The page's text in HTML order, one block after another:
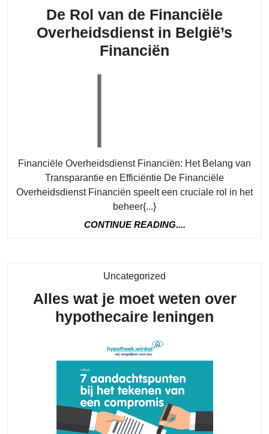
De Rol van de Financiële
Overheidsdienst in België’s
Financiën
in
België’s
Financiën
Financiële Overheidsdienst Financiën: Het Belang van
Transparantie en Efficiëntie De Financiële
Overheidsdienst Financiën speelt een cruciale rol in het
beheer{...}
CONTINUE READING....CONTINUE
Uncategorized
Alles wat je moet weten over
hypothecaire leningen